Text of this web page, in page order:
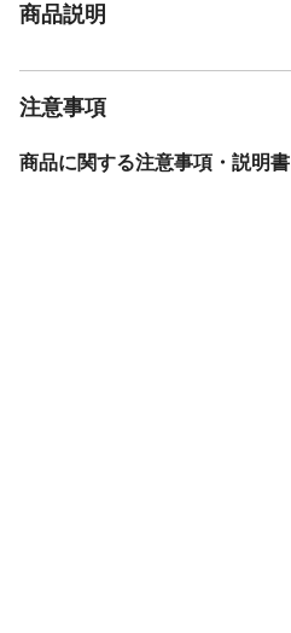
商品説明
注意事項
商品に関する注意事項・説明書